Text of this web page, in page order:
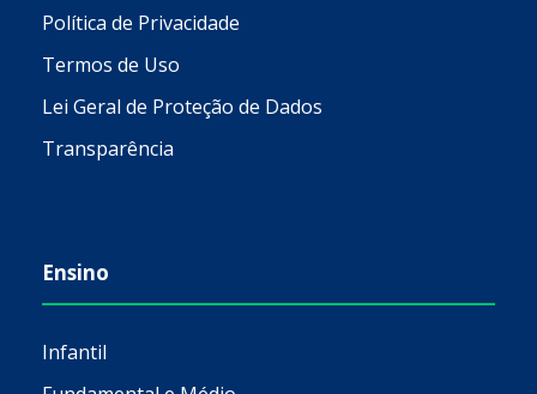
Política de Privacidade
Termos de Uso
Lei Geral de Proteção de Dados
Transparência
Ensino
Infantil